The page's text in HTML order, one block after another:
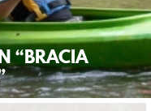
“BRACIA